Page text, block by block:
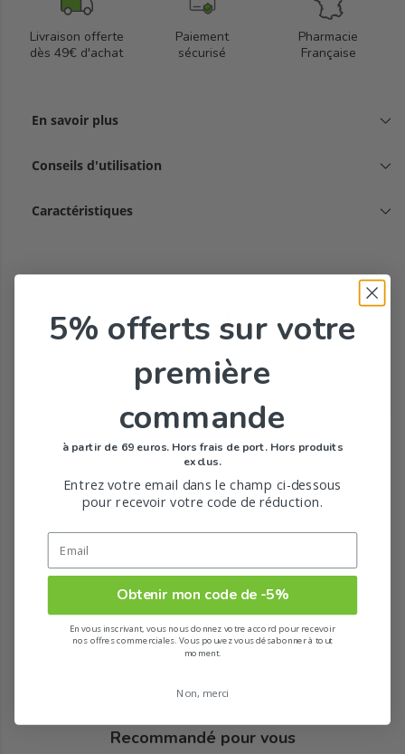
Livraison offerte
dès 49€ d'achat
Paiement
sécurisé
Pharmacie
Française
En savoir plus
Conseils d'utilisation
Caractéristiques
LA ROCHE POSAY
Tous les produits de la marque
Recommandé pour vous
5% offerts sur votre
première
commande
à partir de 69 euros. Hors frais de port. Hors produits
exclus.
Entrez votre email dans le champ ci-dessous
pour recevoir votre code de réduction.
Obtenir mon code de -5%
En vous inscrivant, vous nous donnez votre accord pour recevoir
nos offres commerciales. Vous pouvez vous désabonner à tout
moment.
Non, merci